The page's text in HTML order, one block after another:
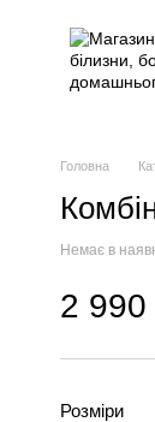
Головна
Немає в
2 990
Розміри